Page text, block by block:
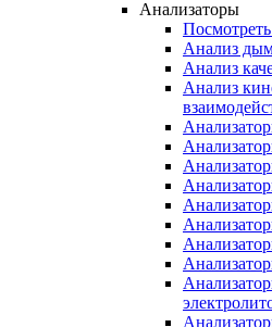
Анализаторы
Анализ
Анализ
Анализ